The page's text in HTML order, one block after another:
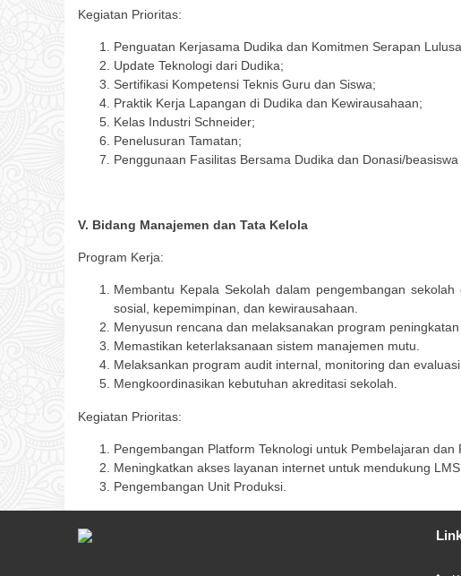
Kegiatan Prioritas:
Penguatan Kerjasama Dudika dan Komitmen Serapan
Update Teknologi dari Dudika;
Sertifikasi Kompetensi Teknis Guru dan Siswa;
Praktik Kerja Lapangan di Dudika dan Kewirausahaan;
Kelas Industri Schneider;
Penelusuran Tamatan;
Penggunaan Fasilitas Bersama Dudika dan Donasi/
V. Bidang Manajemen dan Tata Kelola
Program Kerja:
Membantu Kepala Sekolah dalam pengembangan
sosial, kepemimpinan, dan kewirausahaan.
Menyusun rencana dan melaksanakan program peningkatan
Memastikan keterlaksanaan sistem manajemen mutu.
Melaksankan program audit internal, monitoring dan
Mengkoordinasikan kebutuhan akreditasi sekolah.
Kegiatan Prioritas:
Pengembangan Platform Teknologi untuk Pembelajaran dan
Meningkatkan akses layanan internet untuk mendukung
Pengembangan Unit Produksi.